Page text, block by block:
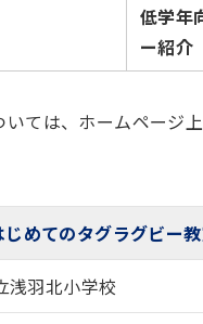
低学年
ー紹介
ては、ホームページ
めてのタグラグビー
浅羽北小学校